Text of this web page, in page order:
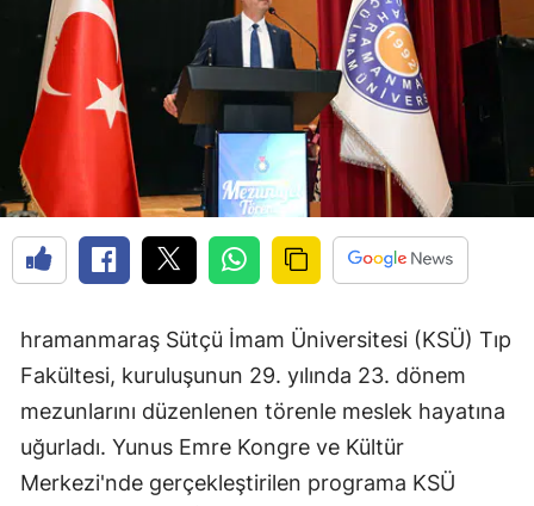
hramanmaraş Sütçü İmam Üniversitesi (KSÜ) Tıp
Fakültesi, kuruluşunun 29. yılında 23. dönem
mezunlarını düzenlenen törenle meslek hayatına
uğurladı. Yunus Emre Kongre ve Kültür
Merkezi'nde gerçekleştirilen programa KSÜ